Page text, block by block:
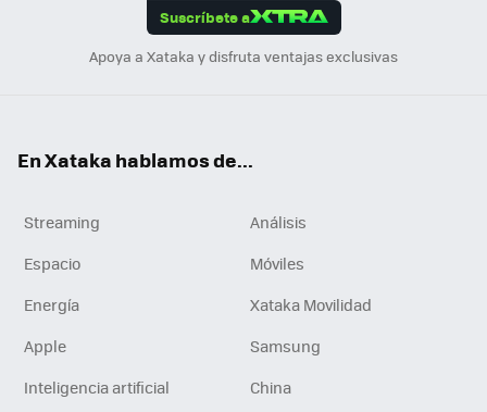
Suscríbete a
Apoya a Xataka y disfruta ventajas exclusivas
En Xataka hablamos de...
Streaming
Análisis
Espacio
Móviles
Energía
Xataka Movilidad
Apple
Samsung
Inteligencia artificial
China